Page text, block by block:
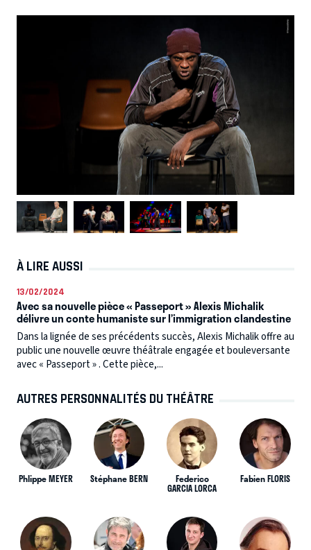
À LIRE AUSSI
13/02/2024
Avec sa nouvelle pièce « Passeport » Alexis Michalik
délivre un conte humaniste sur l’immigration clandestine
Dans la lignée de ses précédents succès, Alexis Michalik offre au
public une nouvelle œuvre théâtrale engagée et bouleversante
avec « Passeport » . Cette pièce,...
AUTRES PERSONNALITÉS DU THÉÂTRE
Phlippe MEYER Stéphane BERN Federico
GARCIA LORCA
Fabien FLORIS